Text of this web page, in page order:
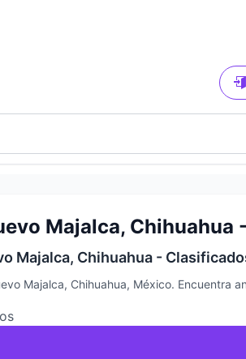
Majalca,
Majalca, Chihuahua -
Majalca, Chihuahua, México. Encuentra